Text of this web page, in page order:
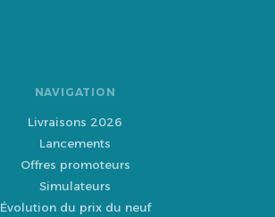
NAVIGATION
Livraisons 2026
Lancements
Offres promoteurs
Simulateurs
Évolution du prix du neuf